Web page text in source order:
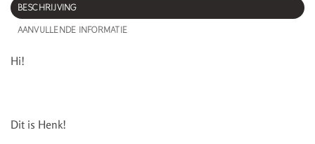
BESCHRIJVING
AANVULLENDE INFORMATIE
Hi!
Dit is Henk!